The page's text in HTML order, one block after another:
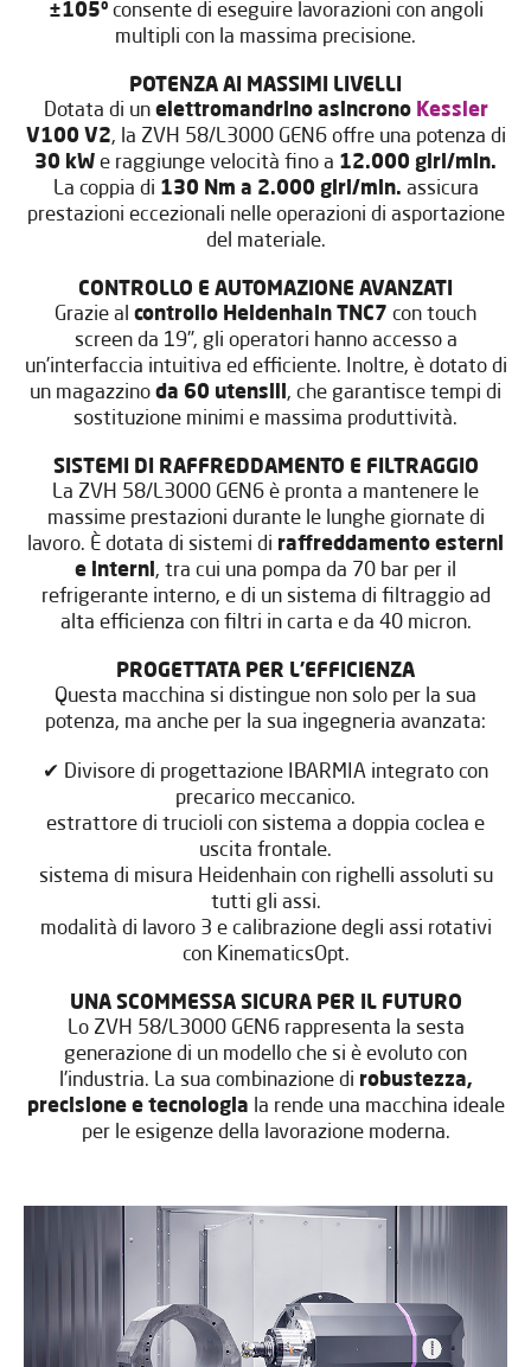
±105ºconsente di eseguire lavorazioni con angoli
multipli con la massima precisione.
POTENZA AI MASSIMI LIVELLI
Dotata di un elettromandrino asincrono Kessler
V100 V2, la ZVH 58/L3000 GEN6 offre una potenza di
30 kW e raggiunge velocità fino a 12.000 giri/min.
La coppia di 130 Nm a 2.000 giri/min. assicura
prestazioni eccezionali nelle operazioni di asportazione
del materiale.
CONTROLLO E AUTOMAZIONE AVANZATI
Grazie al controllo Heidenhain TNC7 con touch
screen da 19", gli operatori hanno accesso a
un'interfaccia intuitiva ed efficiente. Inoltre, è dotato di
un magazzino da 60 utensili , che garantisce tempi di
sostituzione minimi e massima produttività.
SISTEMI DI RAFFREDDAMENTO E FILTRAGGIO
La ZVH 58/L3000 GEN6 è pronta a mantenere le
massime prestazioni durante le lunghe giornate di
lavoro. È dotata di sistemi di raffreddamento esterni
e interni , tra cui una pompa da 70 bar per il
refrigerante interno, e di un sistema di filtraggio ad
alta efficienza con filtri in carta e da 40 micron.
PROGETTATA PER L'EFFICIENZA
Questa macchina si distingue non solo per la sua
potenza, ma anche per la sua ingegneria avanzata:
✔ Divisore di progettazione IBARMIA integrato con
precarico meccanico.
estrattore di trucioli con sistema a doppia coclea e
uscita frontale.
sistema di misura Heidenhain con righelli assoluti su
tutti gli assi.
modalità di lavoro 3 e calibrazione degli assi rotativi
con KinematicsOpt.
UNA SCOMMESSA SICURA PER IL FUTURO
Lo ZVH 58/L3000 GEN6 rappresenta la sesta
generazione di un modello che si è evoluto con
l'industria. La sua combinazione di robustezza,
precisione e tecnologia la rende una macchina ideale
per le esigenze della lavorazione moderna.
vOLETE SAPERNE DI PIÙ?